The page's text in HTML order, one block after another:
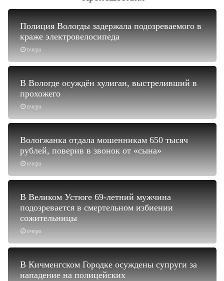
вчера
Полиция Вологды задержала подозреваемого в
краже электровелосипеда
вчера
В Вологде осуждён хулиган, выстреливший в
прохожего
вчера
Вологжанка отдала мошенникам 650 тысяч
рублей, поверив в звонок от «сына»
вчера
В Великом Устюге 69-летний мужчина
подозревается в смертельном избиении
сожительницы
В Кичменгском Городке осуждены супруги за
нападение на полицейских